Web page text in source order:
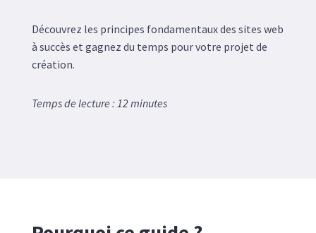
Découvrez les principes fondamentaux des sites web
à succès et gagnez du temps pour votre projet de
création.
Temps de lecture : 12 minutes